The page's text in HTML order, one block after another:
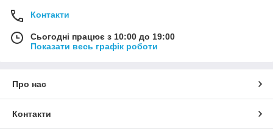
Контакти
Сьогодні працює з 10:00 до 19:00
Показати весь графік роботи
Про нас
Контакти